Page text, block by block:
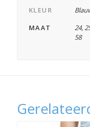
KLEUR
MAAT
24,
58